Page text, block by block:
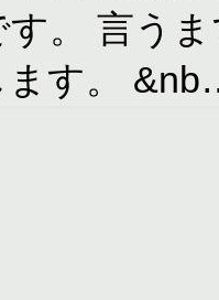
す。 言う
ます。